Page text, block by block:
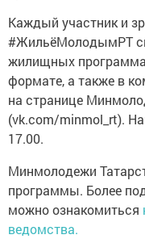
Каждый участник и
#ЖильёМолодымРТ
жилищных
формате, а также в
на странице
(vk.com/minmol_rt).
17.00.
Минмолодежи
программы. Более
можно ознакомиться
ведомства.